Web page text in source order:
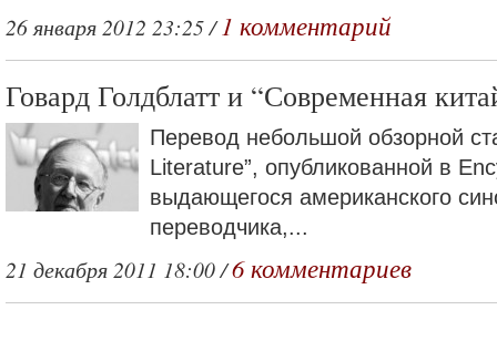
26 января 2012 23:25 /1 комментарий
Говард Голдблатт и “Современная
Перевод небольшой обзорной
Literature”, опубликованной в
выдающегося американского
переводчика,...
21 декабря 2011 18:00 /6 комментариев